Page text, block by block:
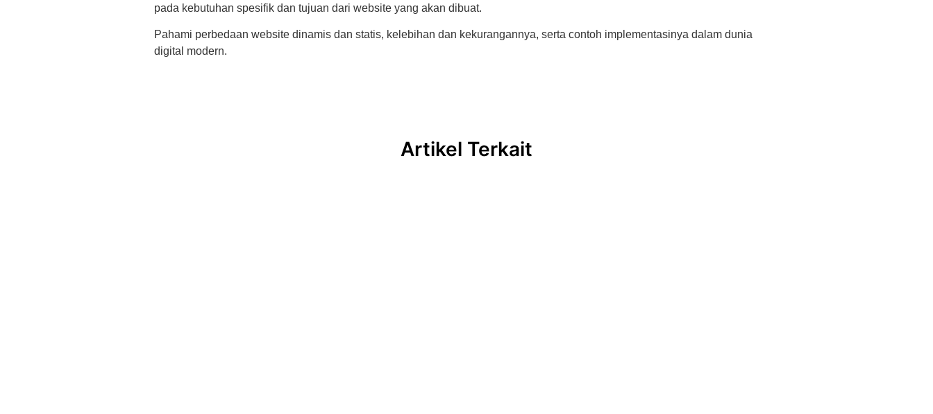
pada kebutuhan spesifik dan tujuan dari website yang akan dibuat.
Pahami perbedaan website dinamis dan statis, kelebihan dan kekurangannya, serta contoh implementasinya dalam dunia
digital modern.
Artikel Terkait